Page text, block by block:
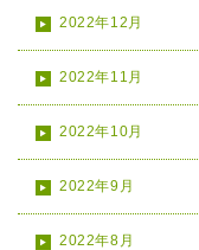
2022年12月
2022年11月
2022年10月
2022年9月
2022年8月